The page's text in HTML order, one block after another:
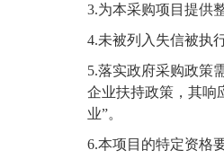
3.为本采购项目提供
4.未被列入失信被执
5.落实政府采购政策
企业扶持政策，其响
业”。
6.本项目的特定资格